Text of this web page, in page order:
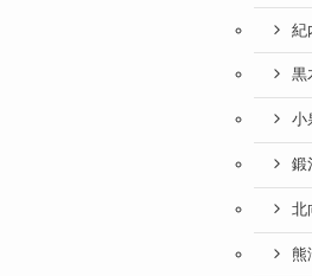
紀
黒
小
鍛
北
熊